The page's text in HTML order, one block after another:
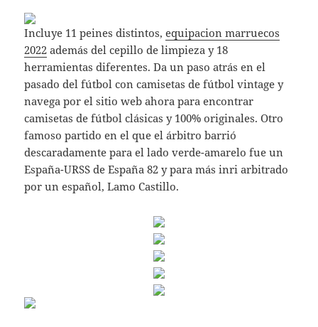
Incluye 11 peines distintos,equipacion marruecos
2022 además del cepillo de limpieza y 18
herramientas diferentes. Da un paso atrás en el
pasado del fútbol con camisetas de fútbol vintage y
navega por el sitio web ahora para encontrar
camisetas de fútbol clásicas y 100% originales. Otro
famoso partido en el que el árbitro barrió
descaradamente para el lado verde-amarelo fue un
España-URSS de España 82 y para más inri arbitrado
por un español, Lamo Castillo.